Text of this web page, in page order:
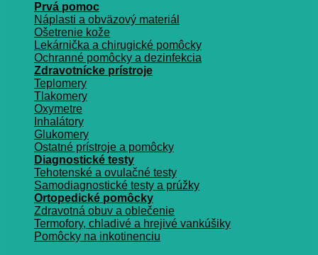
Prvá pomoc
Náplasti a obväzový materiál
Ošetrenie kože
Lekárnička a chirugické pomôcky
Ochranné pomôcky a dezinfekcia
Zdravotnícke prístroje
Teplomery
Tlakomery
Oxymetre
Inhalátory
Glukomery
Ostatné prístroje a pomôcky
Diagnostické testy
Tehotenské a ovulačné testy
Samodiagnostické testy a prúžky
Ortopedické pomôcky
Zdravotná obuv a oblečenie
Termofory, chladivé a hrejivé vankúšiky
Pomôcky na inkotinenciu